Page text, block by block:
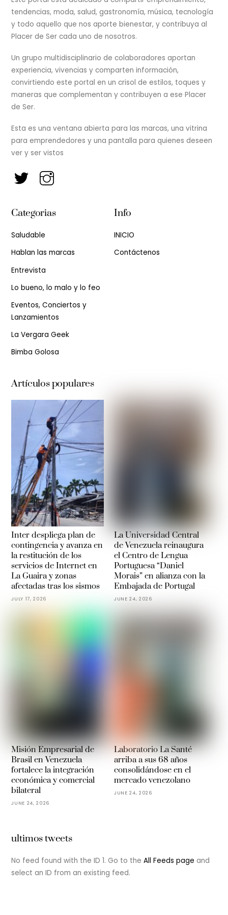
tendencias, moda, salud, gastronomía, música, tecnología
y todo aquello que nos aporte bienestar, y contribuya al
Placer de Ser cada uno de nosotros.
Un grupo multidisciplinario de colaboradores aportan
experiencia, vivencias y comparten información,
convirtiendo este portal en un crisol de estilos, toques y
maneras que complementan y contribuyen a ese Placer
de Ser.
Esta es una ventana abierta para las marcas, una vitrina
para emprendedores y una pantalla para quienes deseen
ver y ser vistos
Categorias
Saludable
Hablan las marcas
Entrevista
Lo bueno, lo malo y lo feo
Eventos, Conciertos y
Lanzamientos
La Vergara Geek
Bimba Golosa
Info
INICIO
Contáctenos
Artículos populares
Inter despliega plan de
contingencia y avanza en
la restitución de los
servicios de Internet en
La Guaira y zonas
afectadas tras los sismos
JULY 17, 2026
La Universidad Central
de Venezuela reinaugura
el Centro de Lengua
Portuguesa “Daniel
Morais” en alianza con la
Embajada de Portugal
JUNE 24, 2026
Misión Empresarial de
Brasil en Venezuela
fortalece la integración
económica y comercial
bilateral
JUNE 24, 2026
Laboratorio La Santé
arriba a sus 68 años
consolidándose en el
mercado venezolano
JUNE 24, 2026
ultimos tweets
No feed found with the ID 1. Go to theAll Feeds page and
select an ID from an existing feed.